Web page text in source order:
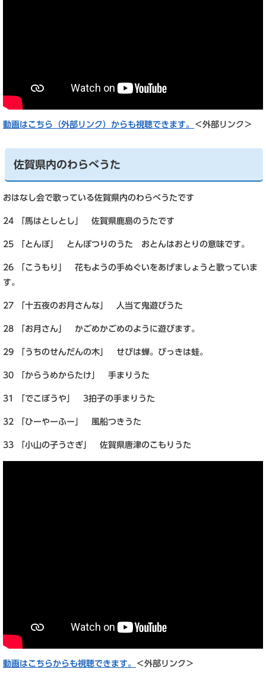
動画はこちら（外部リンク）からも視聴できます。 ＜外部リンク＞
佐賀県内のわらべうた
おはなし会で歌っている佐賀県内のわらべうたです
24 「馬はとしとし」 佐賀県鹿島のうたです
25 「とんぼ」 とんぼつりのうた おとんはおとりの意味です。
26 「こうもり」 花もようの手ぬぐいをあげましょうと歌っていま
す。
27 「十五夜のお月さんな」 人当て鬼遊びうた
28 「お月さん」 かごめかごめのように遊びます。
29 「うちのせんだんの木」 せびは蝉。びっきは蛙。
30 「からうめからたけ」 手まりうた
31 「でこぼうや」 3拍子の手まりうた
32 「ひーやーふー」 風船つきうた
33 「小山の子うさぎ」 佐賀県唐津のこもりうた
動画はこちらからも視聴できます。 ＜外部リンク＞